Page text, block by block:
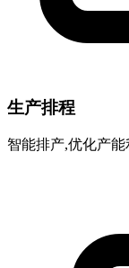
生产排程
智能排产,优化产能